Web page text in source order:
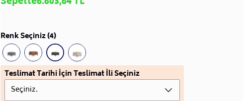
Renk Seçiniz (4)
Teslimat Tarihi İçin Teslimat İli Seçiniz
Seçiniz.